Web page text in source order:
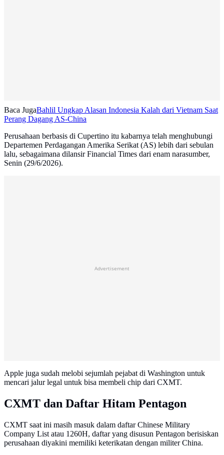
Baca JugaBahlil Ungkap Alasan Indonesia Kalah dari Vietnam Saat
Perang Dagang AS-China
Perusahaan berbasis di Cupertino itu kabarnya telah menghubungi
Departemen Perdagangan Amerika Serikat (AS) lebih dari sebulan
lalu, sebagaimana dilansir Financial Times dari enam narasumber,
Senin (29/6/2026).
Advertisement
Apple juga sudah melobi sejumlah pejabat di Washington untuk
mencari jalur legal untuk bisa membeli chip dari CXMT.
CXMT dan Daftar Hitam Pentagon
CXMT saat ini masih masuk dalam daftar Chinese Military
Company List atau 1260H, daftar yang disusun Pentagon berisiskan
perusahaan diyakini memiliki keterikatan dengan militer China.